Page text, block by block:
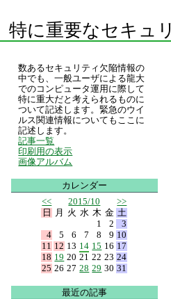
特に重要なセキュ
数あるセキュリティ欠陥情報の
中でも、一般ユーザによる龍大
でのコンピュータ運用に際して
特に重大だと考えられるものに
ついて記述します。緊急のウイ
ルス関連情報についてもここに
記述します。
記事一覧
印刷用の表示
画像アルバム
カレンダー
<<
2015/10
>>
日
月 火 水 木 金 土
1
2
3
4
5 6 7 8 9 10
11 12 13 14 15 16 17
18 19 20 21 22 23 24
25 26 27 28 29 30 31
最近の記事